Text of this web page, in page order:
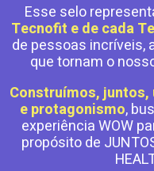
Esse selo
Tecnofit e de cada
de pessoas incríveis,
que tornam o
Construímos,
e protagonismo,
experiência WOW
propósito de